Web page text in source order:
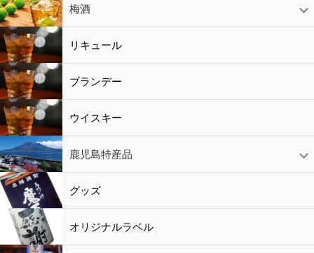
赤ワイン
白ワイン
ロゼワイン
スパークリング
シャンパン 梅酒
梅酒
シャンパン
リキュール リキュール
ブランデー
ウイスキー
鹿児島特産品
黒酢・酢
水
鹿児島特産品
おつまみ グッズ
オリジナルラベル